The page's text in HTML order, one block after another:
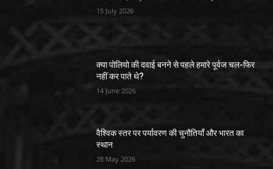
15 July 2026
क्या पोलियो की दवाई बनने से पहले हमारे पूर्वज चल-फिर
नहीं कर पाते थे?
14 June 2026
वैश्विक स्तर पर पर्यावरण की चुनौतियाँ और भारत का
स्थान
28 May 2026